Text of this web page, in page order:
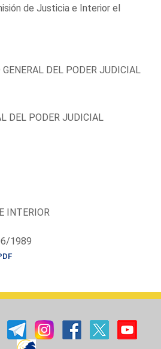
de Justicia e Interior el
DEL PODER JUDICIAL
DEL PODER JUDICIAL
INTERIOR
1989